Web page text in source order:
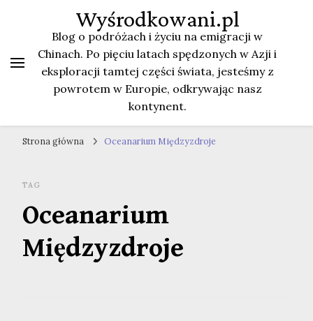
Wyśrodkowani.pl
Blog o podróżach i życiu na emigracji w
Chinach. Po pięciu latach spędzonych w Azji i
eksploracji tamtej części świata, jesteśmy z
powrotem w Europie, odkrywając nasz
kontynent.
Strona główna Oceanarium Międzyzdroje
TAG
Oceanarium
Międzyzdroje